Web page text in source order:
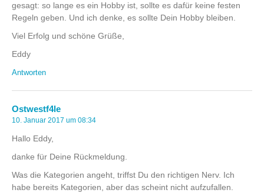
gesagt: so lange es ein Hobby ist, sollte es dafür keine festen
Regeln geben. Und ich denke, es sollte Dein Hobby bleiben.
Viel Erfolg und schöne Grüße,
Eddy
Antworten
Ostwestf4le
10. Januar 2017 um 08:34
Hallo Eddy,
danke für Deine Rückmeldung.
Was die Kategorien angeht, triffst Du den richtigen Nerv. Ich
habe bereits Kategorien, aber das scheint nicht aufzufallen.